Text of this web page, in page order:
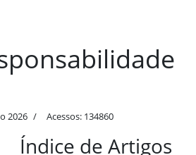
2026 Acessos: 134860
Índice de Artigos